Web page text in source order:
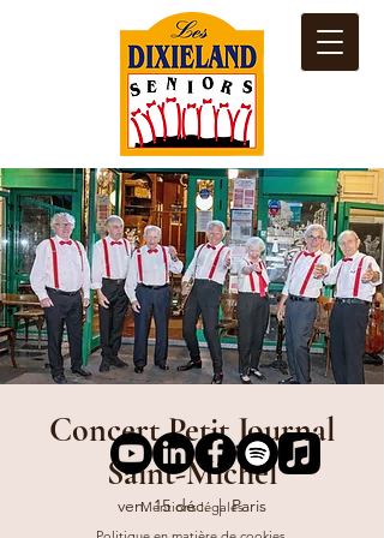
Concert Petit Journal
Saint-Michel
ven. 15 déc.
  |
Paris
Mentions légales